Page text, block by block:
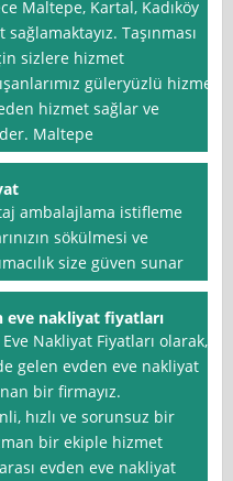
Maltepe, Kartal, Kadıköy
Taşınması
sizlere hizmet
güleryüzlü hizmet
hizmet sağlar ve
Maltepe
ambalajlama istifleme
sökülmesi ve
size güven sunar
eve nakliyat fiyatları
Nakliyat Fiyatları olarak,
gelen evden eve nakliyat
bir firmayız.
hızlı ve sorunsuz bir
bir ekiple hizmet
evden eve nakliyat